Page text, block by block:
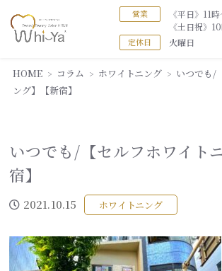
営業
《平日》11
《土日祝》
定休日 火曜日
HOME コラム ホワイトニング
いつでも/
ング】【新宿】
いつでも/【セルフホワイト
宿】
2021.10.15 ホワイトニング